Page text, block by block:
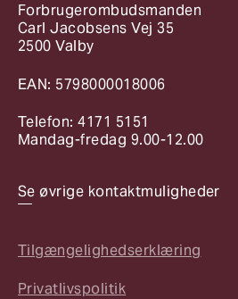
Forbrugerombudsmanden
Carl Jacobsens Vej 35
2500 Valby
EAN: 5798000018006
Telefon: 4171 5151
Mandag-fredag 9.00-12.00
Se øvrige kontaktmuligheder
Tilgængelighedserklæring
Privatlivspolitik